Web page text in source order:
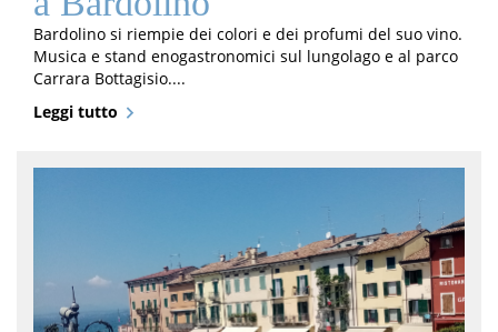
Bardolino si riempie dei colori e dei profumi del suo vino.
Musica e stand enogastronomici sul lungolago e al parco
Carrara Bottagisio....
Leggi tutto